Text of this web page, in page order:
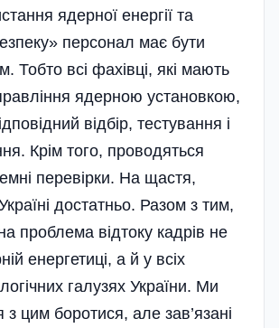
ядерної енергії та
персонал має бути
Тобто всі фахівці, які мають
ядерною установкою,
відбір, тестування і
Крім того, проводяться
перевірки. На щастя,
достатньо. Разом з тим,
проблема відтоку кадрів не
енергетиці, а й у всіх
галузях України. Ми
цим боротися, але зав’язані